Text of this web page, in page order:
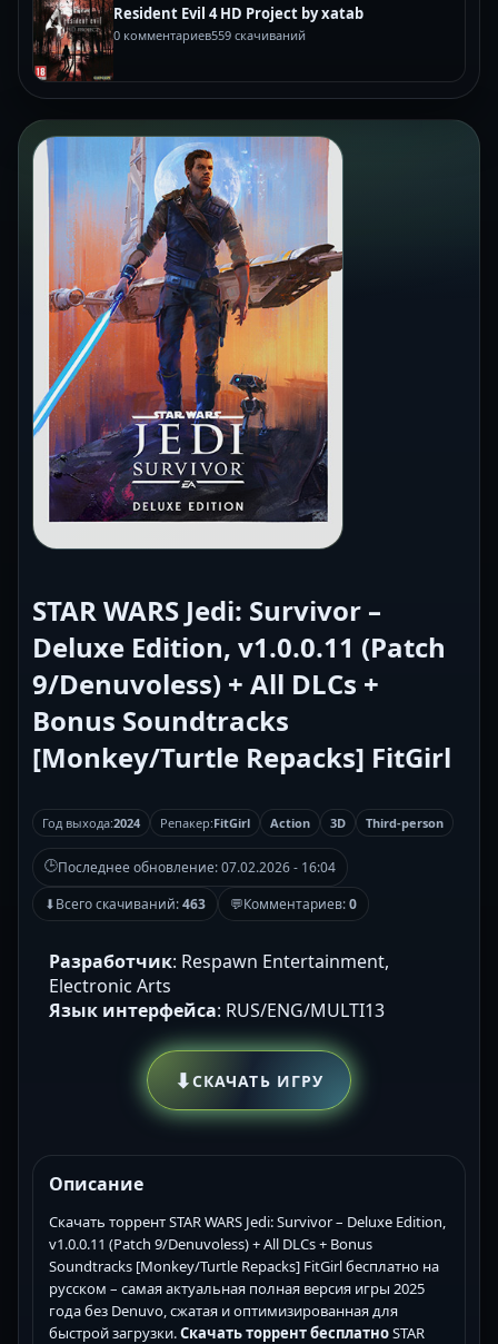
Resident Evil 4 HD Project by xatab
0 комментариев559 скачиваний
STAR WARS Jedi: Survivor –
Deluxe Edition, v1.0.0.11 (Patch
9/Denuvoless) + All DLCs +
Bonus Soundtracks
[Monkey/Turtle Repacks] FitGirl
Год выхода:2024 Репакер:FitGirl Action 3D Third-person
🕒Последнее обновление:07.02.2026 - 16:04
⬇Всего скачиваний:463 💬Комментариев:0
Разработчик: Respawn Entertainment,
Electronic Arts
Язык интерфейса: RUS/ENG/MULTI13
⬇СКАЧАТЬ ИГРУ
Описание
Скачать торрент STAR WARS Jedi: Survivor – Deluxe Edition,
v1.0.0.11 (Patch 9/Denuvoless) + All DLCs + Bonus
Soundtracks [Monkey/Turtle Repacks] FitGirl бесплатно на
русском – самая актуальная полная версия игры 2025
года без Denuvo, сжатая и оптимизированная для
быстрой загрузки.Скачать торрент бесплатноSTAR